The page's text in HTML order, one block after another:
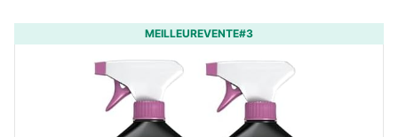
MEILLEUREVENTE#3